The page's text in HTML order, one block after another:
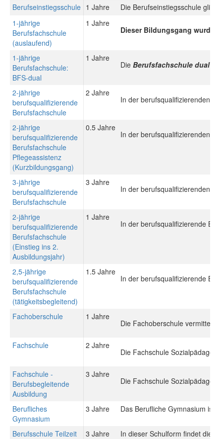
Berufseinstiegsschule 1 Jahre
Die Berufseinstiegsschule
1-jährige
Berufsfachschule
(auslaufend)
1 Jahre
Dieser Bildungsgang wurde
1-jährige
Berufsfachschule:
BFS-dual
1 Jahre
Die Berufsfachschule dual
2-jährige
berufsqualifizierende
Berufsfachschule
2 Jahre
In der berufsqualifizierenden
2-jährige
berufsqualifizierende
Berufsfachschule
Pflegeassistenz
(Kurzbildungsgang)
0.5 Jahre
In der berufsqualifizierenden
3-jährige
berufsqualifizierende
Berufsfachschule
3 Jahre
In der berufsqualifizierenden
2-jährige
berufsqualifizierende
Berufsfachschule
(Einstieg ins 2.
Ausbildungsjahr)
1 Jahre
In der berufsqualifizierende
2,5-jährige
berufsqualifizierende
Berufsfachschule
(tätigkeitsbegleitend)
1.5 Jahre
In der berufsqualifizierende
Fachoberschule 1 Jahre
Die Fachoberschule vermittelt
Fachschule 2 Jahre
Die Fachschule
Fachschule -
Berufsbegleitende
Ausbildung
3 Jahre
Die Fachschule
Berufliches
Gymnasium
3 Jahre Das Berufliche Gymnasium ist
Berufsschule Teilzeit 3 Jahre In dieser Schulform findet die